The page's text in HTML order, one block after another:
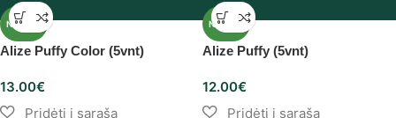
NAUJAS
Alize Puffy Color (5vnt)
13.00€
NAUJAS
Alize Puffy (5vnt)
12.00€